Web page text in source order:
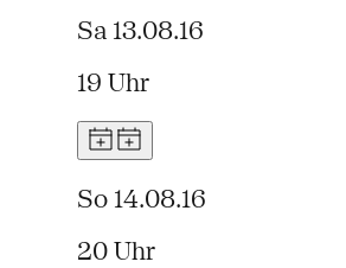
Sa 13.08.16
19 Uhr
So 14.08.16
20 Uhr